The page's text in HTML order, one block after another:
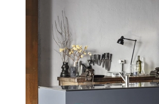
Szafy loftowe
Witryny loftowe
Styl nowoczesny
Biurka nowoczesne